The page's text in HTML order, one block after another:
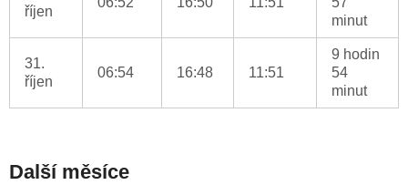
říjen
minut
31.
říjen
06:54 16:48 11:51
9 hodin
54
minut
Další měsíce